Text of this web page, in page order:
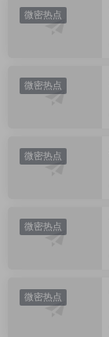
微密热点
微密热点
微密热点
微密热点
微密热点